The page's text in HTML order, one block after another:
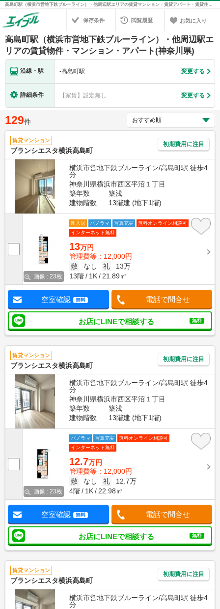
高島町駅（横浜市営地下鉄ブルーライン）・他周辺駅エリアの賃貸マンション・賃貸アパート・賃貸住宅の不動産情報を検索！不動産賃貸の物件探しは、お部屋探しのエイブル
保存条件 閲覧履歴 お気に入り
高島町駅（横浜市営地下鉄ブルーライン）・他周辺駅エ
リアの賃貸物件・マンション・アパート(神奈川県)
沿線・駅 -高島町駅 変更する
詳細条件 【家賃】設定無し 変更する
129件
賃貸マンション
ブランシエスタ横浜高島町
初期費用に注目
横浜市営地下鉄ブルーライン/高島町駅 徒歩4
分
神奈川県横浜市西区平沼１丁目
築年数
築浅
建物階数
13階建 (地下1階)
画像 : 23枚
即入居 パノラマ 写真充実
無料オンライン相談可
インターネット無料
13万円
管理費等：12,000円
敷
なし 礼
13万
13階
1K 21.89㎡
空室確認 無料 電話で問合せ
お店にLINEで相談する 無料
賃貸マンション
ブランシエスタ横浜高島町
初期費用に注目
横浜市営地下鉄ブルーライン/高島町駅 徒歩4
分
神奈川県横浜市西区平沼１丁目
築年数
築浅
建物階数
13階建 (地下1階)
画像 : 23枚
パノラマ 写真充実
無料オンライン相談可
インターネット無料
12.7万円
管理費等：12,000円
敷
なし 礼
12.7万
4階
1K 22.98㎡
空室確認 無料 電話で問合せ
お店にLINEで相談する 無料
賃貸マンション
ブランシエスタ横浜高島町
初期費用に注目
横浜市営地下鉄ブルーライン/高島町駅 徒歩4
分